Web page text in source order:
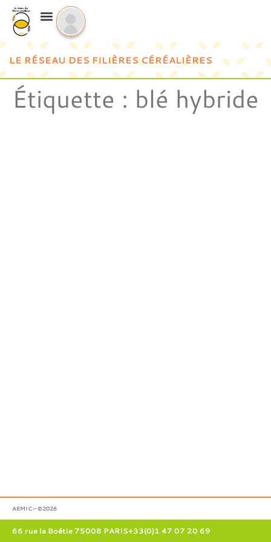
LE RÉSEAU DES FILIÈRES CÉRÉALIÈRES
Étiquette : blé hybride
AEMIC – ©2026
66 rue la Boétie 75008 PARIS+33(0)1 47 07 20 69